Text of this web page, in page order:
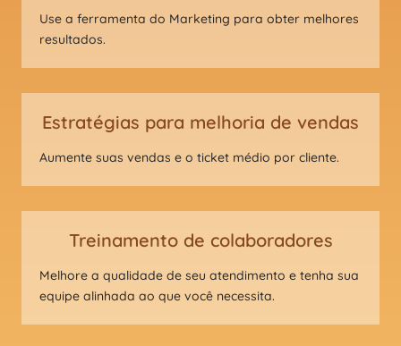
Use a ferramenta do Marketing para obter melhores
resultados.
Estratégias para melhoria de vendas
Aumente suas vendas e o ticket médio por cliente.
Treinamento de colaboradores
Melhore a qualidade de seu atendimento e tenha sua
equipe alinhada ao que você necessita.